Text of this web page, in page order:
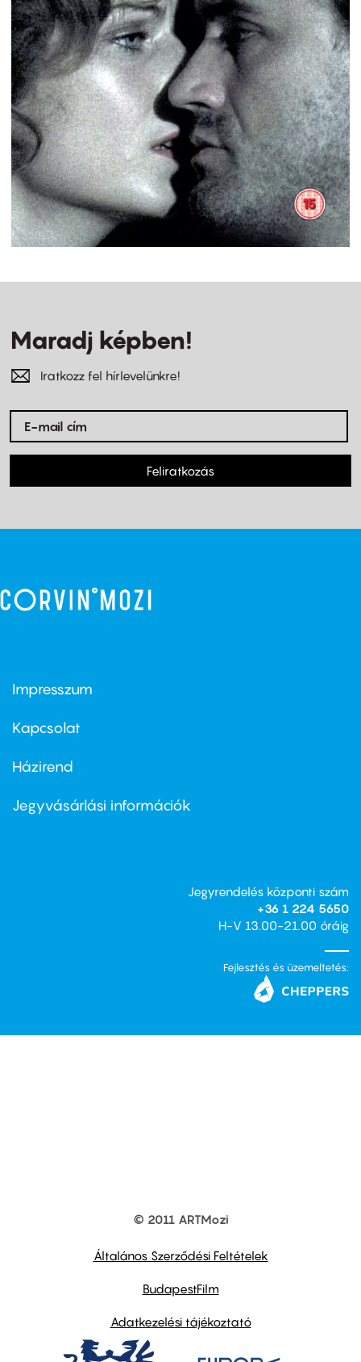
Maradj képben!
Iratkozz fel hírlevelünkre!
Feliratkozás
Footer
first
Impresszum
Kapcsolat
Footer
second
Házirend
Jegyvásárlási információk
Jegyrendelés központi szám
+36 1 224 5650
H-V 13.00-21.00 óráig
Fejlesztés és üzemeltetés:
© 2011 ARTMozi
Általános Szerződési Feltételek
BudapestFilm
Adatkezelési tájékoztató